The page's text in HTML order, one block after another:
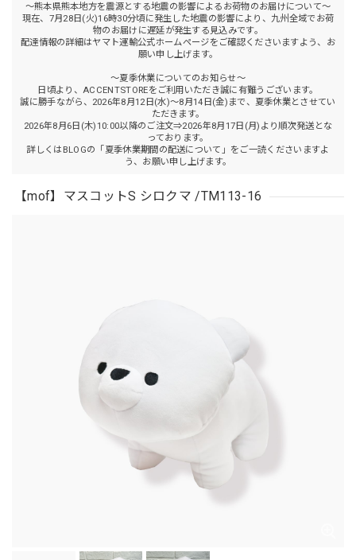
～熊本県熊本地方を震源とする地震の影響によるお荷物のお届けについて～
現在、7月28日(火)16時30分頃に発生した地震の影響により、九州全域でお荷
物のお届けに遅延が発生する見込みです。
配達情報の詳細はヤマト運輸公式ホームページをご確認くださいますよう、お
願い申し上げます。
～夏季休業についてのお知らせ～
日頃より、ACCENTSTOREをご利用いただき誠に有難うございます。
誠に勝手ながら、2026年8月12日(水)～8月14日(金)まで、夏季休業とさせてい
ただきます。
2026年8月6日(木)10:00以降のご注文⇒2026年8月17日(月)より順次発送とな
っております。
詳しくはBLOGの「夏季休業期間の配送について」をご一読くださいますよ
う、お願い申し上げます。
【mof】マスコットS シロクマ /TM113-16